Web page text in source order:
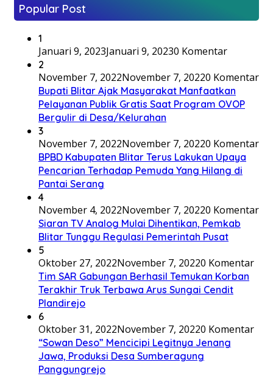
Popular Post
1
Januari 9, 2023Januari 9, 20230 Komentar
2
November 7, 2022November 7, 20220 Komentar
Bupati Blitar Ajak Masyarakat Manfaatkan
Pelayanan Publik Gratis Saat Program OVOP
Bergulir di Desa/Kelurahan
3
November 7, 2022November 7, 20220 Komentar
BPBD Kabupaten Blitar Terus Lakukan Upaya
Pencarian Terhadap Pemuda Yang Hilang di
Pantai Serang
4
November 4, 2022November 7, 20220 Komentar
Siaran TV Analog Mulai Dihentikan, Pemkab
Blitar Tunggu Regulasi Pemerintah Pusat
5
Oktober 27, 2022November 7, 20220 Komentar
Tim SAR Gabungan Berhasil Temukan Korban
Terakhir Truk Terbawa Arus Sungai Cendit
Plandirejo
6
Oktober 31, 2022November 7, 20220 Komentar
“Sowan Deso” Mencicipi Legitnya Jenang
Jawa, Produksi Desa Sumberagung
Panggungrejo